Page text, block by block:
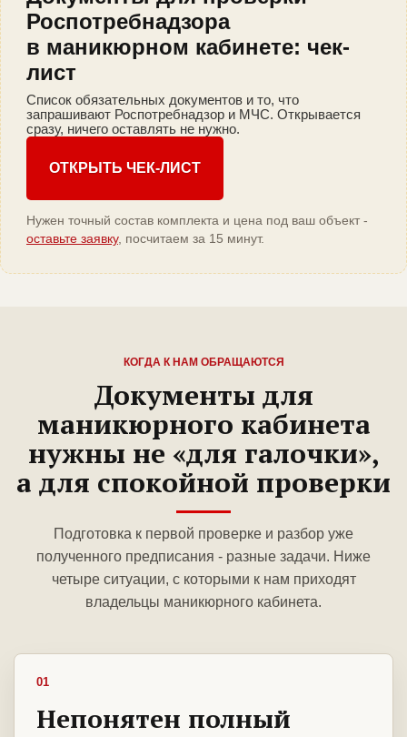
Роспотребнадзора
в маникюрном кабинете: чек-
лист
Список обязательных документов и то, что
запрашивают Роспотребнадзор и МЧС. Открывается
сразу, ничего оставлять не нужно.
ОТКРЫТЬ ЧЕК-ЛИСТ
Нужен точный состав комплекта и цена под ваш объект -
оставьте заявку, посчитаем за 15 минут.
КОГДА К НАМ ОБРАЩАЮТСЯ
Документы для
маникюрного кабинета
нужны не «для галочки»,
а для спокойной проверки
Подготовка к первой проверке и разбор уже
полученного предписания - разные задачи. Ниже
четыре ситуации, с которыми к нам приходят
владельцы маникюрного кабинета.
01
Непонятен полный